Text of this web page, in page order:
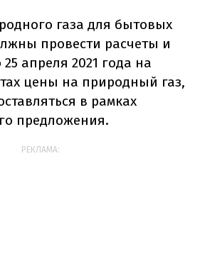
газа для бытовых
провести расчеты и
апреля 2021 года на
цены на природный газ,
в рамках
предложения.
РЕКЛАМА: